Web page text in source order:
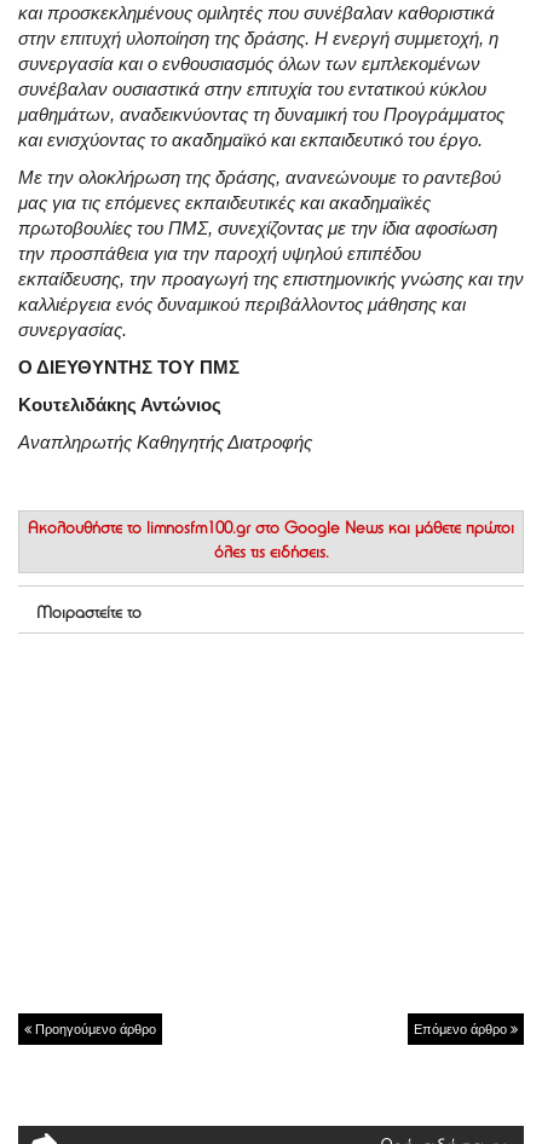
και προσκεκλημένους ομιλητές που συνέβαλαν καθοριστικά
στην επιτυχή υλοποίηση της δράσης. Η ενεργή συμμετοχή, η
συνεργασία και ο ενθουσιασμός όλων των εμπλεκομένων
συνέβαλαν ουσιαστικά στην επιτυχία του εντατικού κύκλου
μαθημάτων, αναδεικνύοντας τη δυναμική του Προγράμματος
και ενισχύοντας το ακαδημαϊκό και εκπαιδευτικό του έργο.
Με την ολοκλήρωση της δράσης, ανανεώνουμε το ραντεβού
μας για τις επόμενες εκπαιδευτικές και ακαδημαϊκές
πρωτοβουλίες του ΠΜΣ, συνεχίζοντας με την ίδια αφοσίωση
την προσπάθεια για την παροχή υψηλού επιπέδου
εκπαίδευσης, την προαγωγή της επιστημονικής γνώσης και την
καλλιέργεια ενός δυναμικού περιβάλλοντος μάθησης και
συνεργασίας.
Ο ΔΙΕΥΘΥΝΤΗΣ ΤΟΥ ΠΜΣ
Κουτελιδάκης Αντώνιος
Αναπληρωτής Καθηγητής Διατροφής
Ακολουθήστε το limnosfm100.gr στο Google News και μάθετε πρώτοι
όλες τις ειδήσεις.
Μοιραστείτε το
Προηγούμενο άρθρο Επόμενο άρθρο